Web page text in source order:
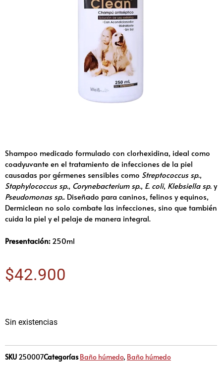
Shampoo medicado formulado con clorhexidina, ideal como
coadyuvante en el tratamiento de infecciones de la piel
causadas por gérmenes sensibles como Streptococcus sp.,
Staphylococcus sp., Corynebacterium sp., E. coli, Klebsiella sp.y
Pseudomonas sp.. Diseñado para caninos, felinos y equinos,
Dermiclean no solo combate las infecciones, sino que también
cuida la piel y el pelaje de manera integral.
Presentación:250ml
$42.900
Sin existencias
SKU 250007Categorías Baño húmedo, Baño húmedo